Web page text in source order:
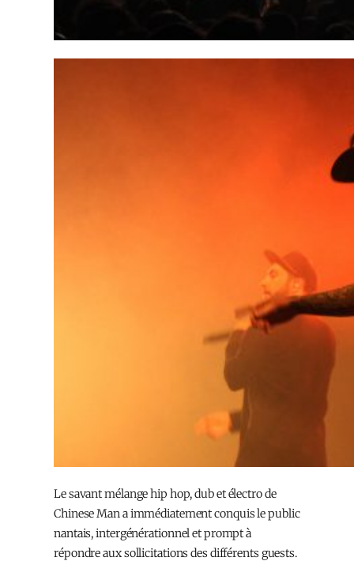
Le savant mélange hip hop, dub et électro de
Chinese Man a immédiatement conquis le public
nantais, intergénérationnel et prompt à
répondre aux sollicitations des différents guests.